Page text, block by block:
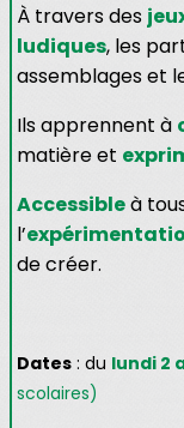
À travers des
ludiques, les
assemblages et
Ils apprennent à
matière et
Accessibleà
l’
de créer.
Dates : du lundi 2
scolaires)